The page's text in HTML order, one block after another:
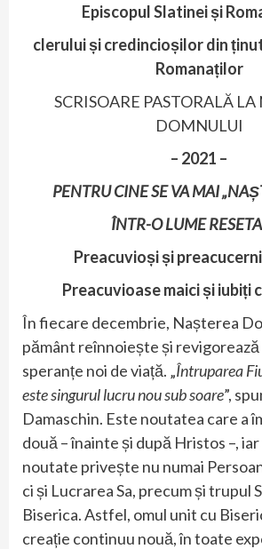
Episcopul Slatinei și
clerului și credincioșilor din
Romanaților
SCRISOARE PASTORALĂ
DOMNULUI
– 2021 –
PENTRU CINE SE VA MAI
ÎNTR-O LUME
Preacuvioși și
Preacuvioase maici și iubiți
În fiecare decembrie, Nașterea
pământ reînnoiește și revigorează
speranțe noi de viață. „Întruparea
este singurul lucru nou sub soare”,
Damaschin. Este noutatea care a
două – înainte și după Hristos –,
noutate privește nu numai
ci și Lucrarea Sa, precum și trupul
Biserica. Astfel, omul unit cu
creație continuu nouă, în toate